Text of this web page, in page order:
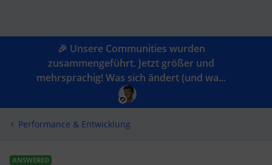
🎉 Unsere Communities wurden
zusammengeführt. Jetzt größer und
mehrsprachig! Was sich ändert (und wa...
Performance & Entwicklung
ANSWERED